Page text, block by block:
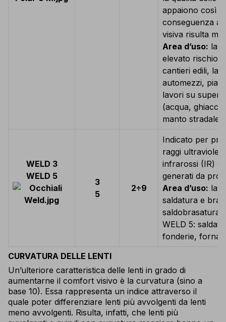
appaiono così
conseguenza
visiva risulta
Area d’uso:
elevato rischio
cantieri edili,
automezzi,
lavori su
(acqua,
manto stradale).
WELD 3
WELD 5
3
5
2÷9
Indicato per
raggi
infrarossi (IR) e
generati da
Area d’uso:
saldatura e
saldobrasatura
WELD 5:
fonderie,
CURVATURA DELLE LENTI
Un’ulteriore caratteristica delle lenti in grado di
aumentarne il comfort visivo è la curvatura (sino a
base 10). Essa rappresenta un indice attraverso il
quale poter differenziare lenti più avvolgenti da lenti
meno avvolgenti. Risulta, infatti, che lenti più